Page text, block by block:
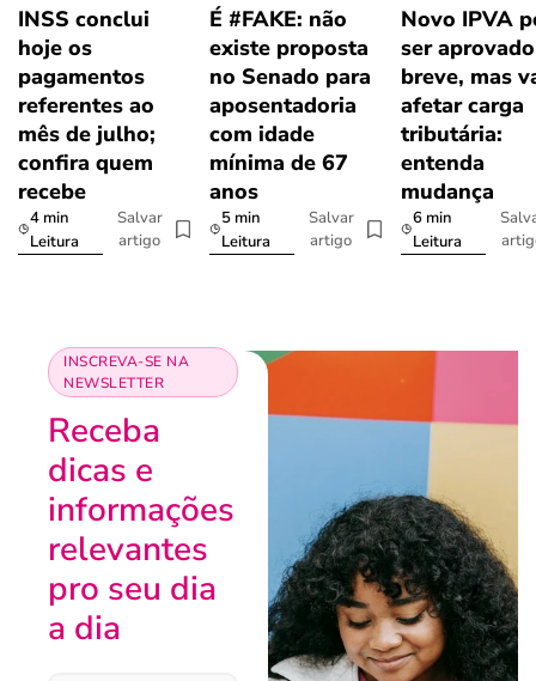
INSS conclui
hoje os
pagamentos
referentes ao
mês de julho;
confira quem
recebe
4 min
Leitura
Salvar
artigo
É #FAKE: não
existe proposta
no Senado para
aposentadoria
com idade
mínima de 67
anos
5 min
Leitura
Salvar
artigo
Novo IPVA
ser
breve, mas
afetar carga
tributária:
entenda
mudança
6 min
Leitura
INSCREVA-SE NA
NEWSLETTER
Receba
dicas e
informações
relevantes
pro seu dia
a dia